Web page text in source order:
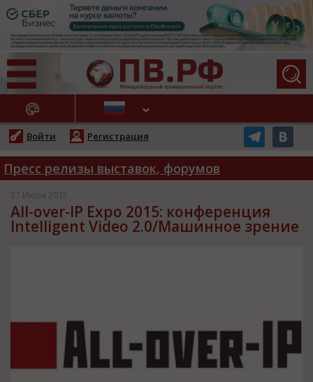
НОВОСТИ
Войти Регистрация
Пресс релизы выставок, форумов
31 Июля 2015
All-over-IP Expo 2015: конференция
Intelligent Video 2.0/Машинное зрение